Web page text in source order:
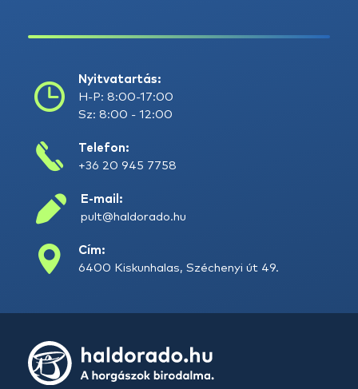
Nyitvatartás:
H-P: 8:00-17:00
Sz: 8:00 - 12:00
Telefon:
+36 20 945 7758
E-mail:
pult@haldorado.hu
Cím:
6400 Kiskunhalas, Széchenyi út 49.